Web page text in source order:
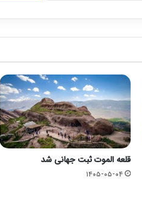
قلعه الموت ثبت جهانی شد
۱۴۰۵-۰۵-۰۴